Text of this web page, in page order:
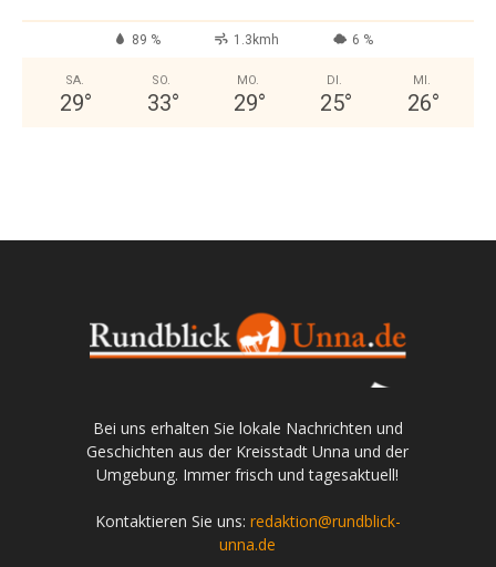
89 % 1.3kmh 6 %
SA.
29°
SO.
33°
MO.
29°
DI.
25°
MI.
26°
Bei uns erhalten Sie lokale Nachrichten und
Geschichten aus der Kreisstadt Unna und der
Umgebung. Immer frisch und tagesaktuell!
Kontaktieren Sie uns: redaktion@rundblick-
unna.de